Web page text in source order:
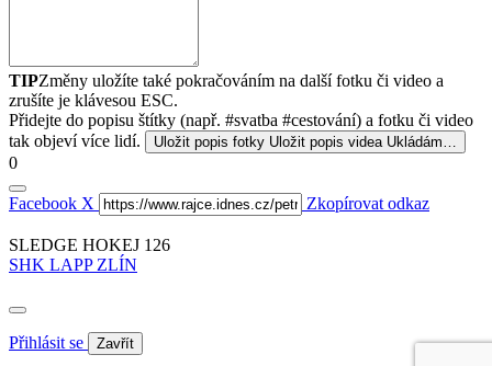
TIPZměny uložíte také pokračováním na další fotku či video a
zrušíte je klávesou ESC.
Přidejte do popisu štítky (např. #svatba #cestování) a fotku či video
tak objeví více lidí.
Uložit popis fotky Uložit popis videa Ukládám…
0
Facebook X Zkopírovat odkaz
SLEDGE HOKEJ 126
SHK LAPP ZLÍN
Přihlásit se Zavřít